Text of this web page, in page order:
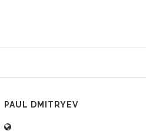
PAUL DMITRYEV